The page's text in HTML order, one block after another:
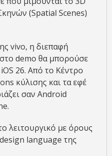
(Spatial Scenes)
vivo, η διεπαφή
demo θα μπορούσε
26. Από το Κέντρο
κύλισης και τα εφέ
σαν Android
λειτουργικό με όρους
language της